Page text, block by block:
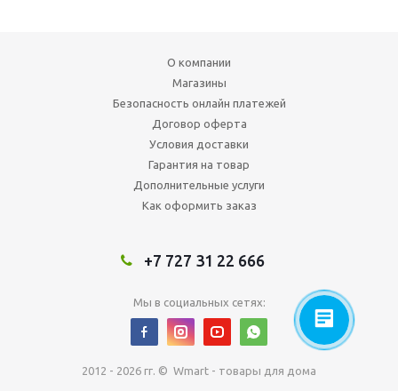
О компании
Магазины
Безопасность онлайн платежей
Договор оферта
Условия доставки
Гарантия на товар
Дополнительные услуги
Как оформить заказ
+7 727 31 22 666
Мы в социальных сетях:
2012 - 2026 гг. © Wmart - товары для дома